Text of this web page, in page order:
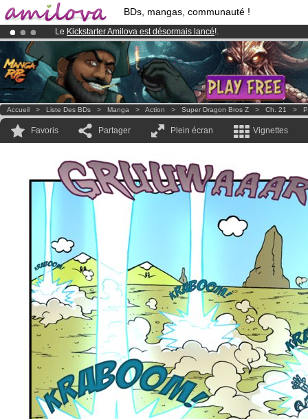
BDs, mangas, communauté !
Le Kickstarter Amilova est désormais lancé!.
Déjà 100000membreset 1000BDs & Mangas!
Abonnement premium: à partir de
3.95 eurospar mois !Clique ici
Accueil > Liste Des BDs > Manga > Action > Super Dragon Bros Z > Ch. 21 >
Favoris Partager Plein écran Vignettes